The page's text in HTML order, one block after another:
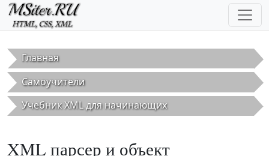
Перейти к основному содержанию
Главная
Самоучители
Учебник XML для начинающих
XML парсер и объект